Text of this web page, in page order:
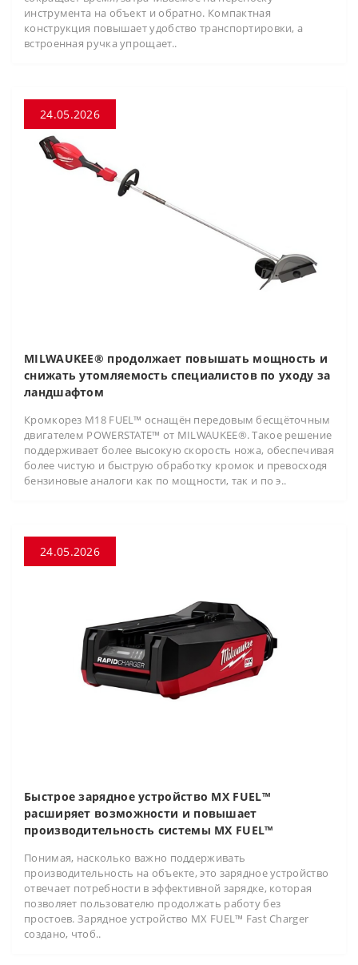
инструмента на объект и обратно. Компактная
конструкция повышает удобство транспортировки, а
встроенная ручка упрощает..
24.05.2026
MILWAUKEE® продолжает повышать мощность и
снижать утомляемость специалистов по уходу за
ландшафтом
Кромкорез M18 FUEL™ оснащён передовым бесщёточным
двигателем POWERSTATE™ от MILWAUKEE®. Такое решение
поддерживает более высокую скорость ножа, обеспечивая
более чистую и быструю обработку кромок и превосходя
бензиновые аналоги как по мощности, так и по э..
24.05.2026
Быстрое зарядное устройство MX FUEL™
расширяет возможности и повышает
производительность системы MX FUEL™
Понимая, насколько важно поддерживать
производительность на объекте, это зарядное устройство
отвечает потребности в эффективной зарядке, которая
позволяет пользователю продолжать работу без
простоев. Зарядное устройство MX FUEL™ Fast Charger
создано, чтоб..